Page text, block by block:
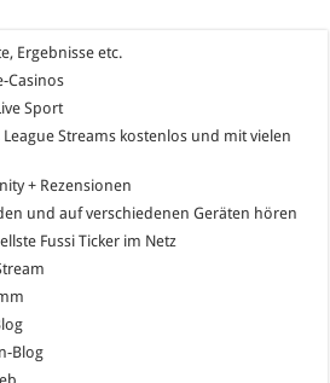
Ergebnisse etc.
Casinos
Sport
Streams kostenlos und mit vielen
+ Rezensionen
und auf verschiedenen Geräten hören
Fussi Ticker im Netz
Blog